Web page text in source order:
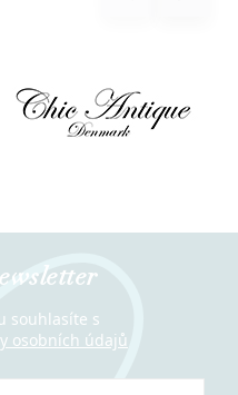
souhlasíte s
osobních údajů